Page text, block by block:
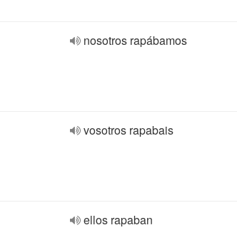
nosotros rapábamos
vosotros rapabais
ellos rapaban